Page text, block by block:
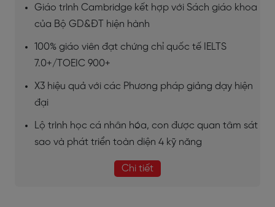
Giáo trình Cambridge kết hợp với Sách giáo khoa
của Bộ GD&ĐT hiện hành
100% giáo viên đạt chứng chỉ quốc tế IELTS
7.0+/TOEIC 900+
X3 hiệu quả với các Phương pháp giảng dạy hiện
đại
Lộ trình học cá nhân hóa, con được quan tâm sát
sao và phát triển toàn diện 4 kỹ năng
Chi tiết